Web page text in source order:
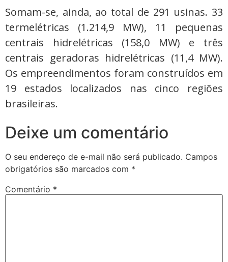
Somam-se, ainda, ao total de 291 usinas. 33
termelétricas (1.214,9 MW), 11 pequenas
centrais hidrelétricas (158,0 MW) e três
centrais geradoras hidrelétricas (11,4 MW).
Os empreendimentos foram construídos em
19 estados localizados nas cinco regiões
brasileiras.
Deixe um comentário
O seu endereço de e-mail não será publicado. Campos
obrigatórios são marcados com *
Comentário *